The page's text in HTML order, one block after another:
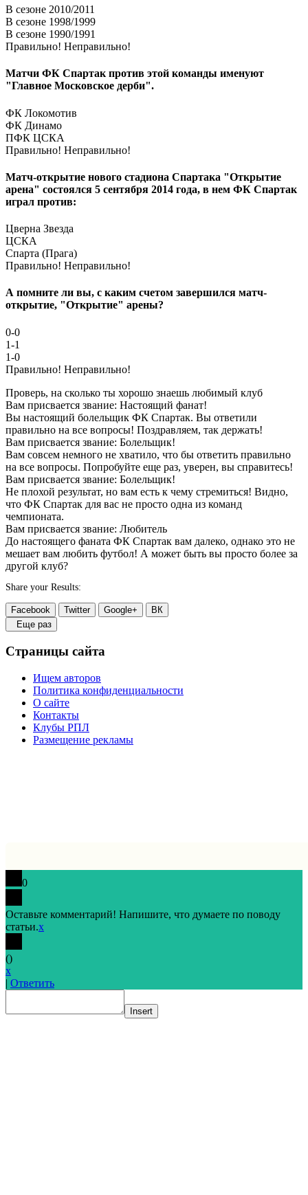
В сезоне 2010/2011
В сезоне 1998/1999
В сезоне 1990/1991
Правильно! Неправильно!
Матчи ФК Спартак против этой команды именуют
"Главное Московское дерби".
ФК Локомотив
ФК Динамо
ПФК ЦСКА
Правильно! Неправильно!
Матч-открытие нового стадиона Спартака "Открытие
арена" состоялся 5 сентября 2014 года, в нем ФК Спартак
играл против:
Цверна Звезда
ЦСКА
Спарта (Прага)
Правильно! Неправильно!
А помните ли вы, с каким счетом завершился матч-
открытие, "Открытие" арены?
0-0
1-1
1-0
Правильно! Неправильно!
Проверь, на сколько ты хорошо знаешь любимый клуб
Вам присвается звание: Настоящий фанат!
Вы настоящий болельщик ФК Спартак. Вы ответили
правильно на все вопросы! Поздравляем, так держать!
Вам присвается звание: Болельщик!
Вам совсем немного не хватило, что бы ответить правильно
на все вопросы. Попробуйте еще раз, уверен, вы справитесь!
Вам присвается звание: Болельщик!
Не плохой результат, но вам есть к чему стремиться! Видно,
что ФК Спартак для вас не просто одна из команд
чемпионата.
Вам присвается звание: Любитель
До настоящего фаната ФК Спартак вам далеко, однако это не
мешает вам любить футбол! А может быть вы просто более за
другой клуб?
Share your Results:
Facebook Twitter Google+
ВК
Еще раз
Страницы сайта
Ищем авторов
Политика конфиденциальности
О сайте
Контакты
Клубы РПЛ
Размещение рекламы
0
Оставьте комментарий! Напишите, что думаете по поводу
статьи.x
()
x
| Ответить
Insert